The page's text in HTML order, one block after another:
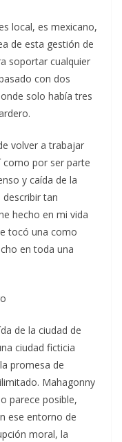
local, es mexicano,
de esta gestión de
soportar cualquier
con dos
solo había tres
volver a trabajar
como por ser parte
y caída de la
describir tan
hecho en mi vida
tocó una como
en toda una
de la ciudad de
ciudad ficticia
promesa de
Mahagonny
parece posible,
ese entorno de
moral, la